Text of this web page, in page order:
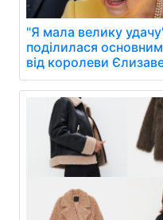
"Я мала велику
поділилася
від королеви